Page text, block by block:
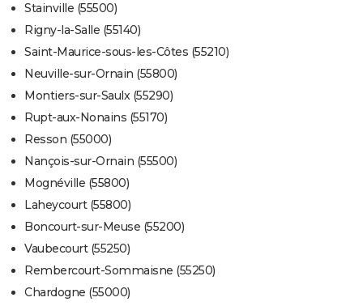
Stainville (55500)
Rigny-la-Salle (55140)
Saint-Maurice-sous-les-Côtes (55210)
Neuville-sur-Ornain (55800)
Montiers-sur-Saulx (55290)
Rupt-aux-Nonains (55170)
Resson (55000)
Nançois-sur-Ornain (55500)
Mognéville (55800)
Laheycourt (55800)
Boncourt-sur-Meuse (55200)
Vaubecourt (55250)
Rembercourt-Sommaisne (55250)
Chardogne (55000)